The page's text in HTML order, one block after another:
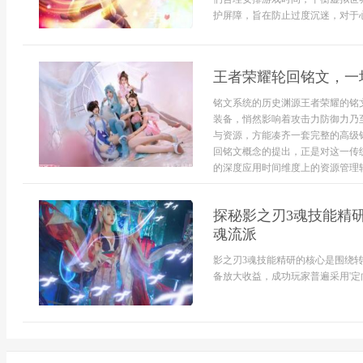
护屏障，旨在防止过度沉迷，对于
王者荣耀轮回铭文，
铭文系统的历史渊源王者荣耀的
装备，悄然影响着攻击力防御力
与资源，方能凑齐一套完整的高
回铭文概念的提出，正是对这一
的深度应用时间维度上的资源管理
探秘影之刃3魂技能精
魂流派
影之刃3魂技能精研的核心是围绕
备放大收益，成功玩家普遍采用'